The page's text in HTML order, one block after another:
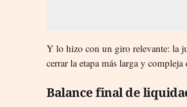
Y lo hizo con un giro relevante: la
cerrar la etapa más larga y
Balance final de